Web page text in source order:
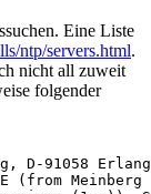
Eine Liste
ntp/servers.html.
nicht all zuweit
folgender
D-91058
(from Meinberg